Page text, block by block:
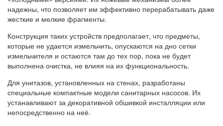
надежны, что позволяет им эффективно перерабатывать даже
жесткие и мелкие фрагменты.
Конструкция таких устройств предполагает, что предметы,
которые не удается измельчить, опускаются на дно сетки
измельчителя и остаются там до тех пор, пока не будет
выполнена очистка, не влияя на их функциональность.
Для унитазов, установленных на стенах, разработаны
специальные компактные модели санитарных насосов. Их
устанавливают за декоративной обшивкой инсталляции или
непосредственно на неё.